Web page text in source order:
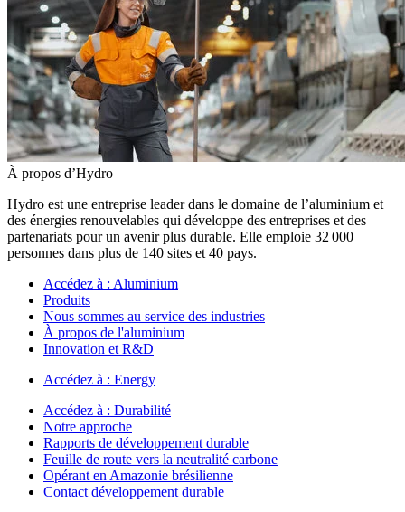
À propos d’Hydro
Hydro est une entreprise leader dans le domaine de l’aluminium et
des énergies renouvelables qui développe des entreprises et des
partenariats pour un avenir plus durable. Elle emploie 32 000
personnes dans plus de 140 sites et 40 pays.
Accédez à : Aluminium
Produits
Nous sommes au service des industries
À propos de l'aluminium
Innovation et R&D
Accédez à : Energy
Accédez à : Durabilité
Notre approche
Rapports de développement durable
Feuille de route vers la neutralité carbone
Opérant en Amazonie brésilienne
Contact développement durable